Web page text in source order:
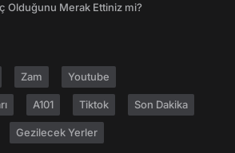
Olduğunu Merak Ettiniz mi?
Zam Youtube
A101 Tiktok Son Dakika
Gezilecek Yerler